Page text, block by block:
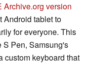
Archive.org version
Android tablet to
for everyone. This
S Pen, Samsung's
custom keyboard that